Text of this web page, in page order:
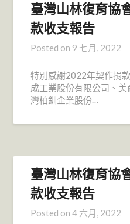
臺灣山林復育協
款收支報告
Posted on 9 七月, 2022
特別感謝2022年契作捐
成工業股份有限公司、
灣柏釧企業股份…
臺灣山林復育協
款收支報告
Posted on4 六月, 2022